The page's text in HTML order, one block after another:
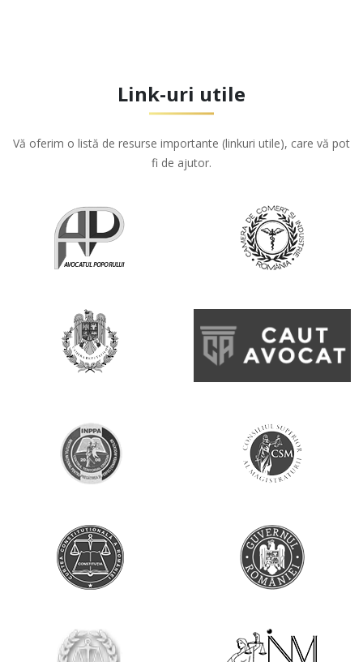
Link-uri utile
Vă oferim o listă de resurse importante (linkuri utile), care vă pot
fi de ajutor.